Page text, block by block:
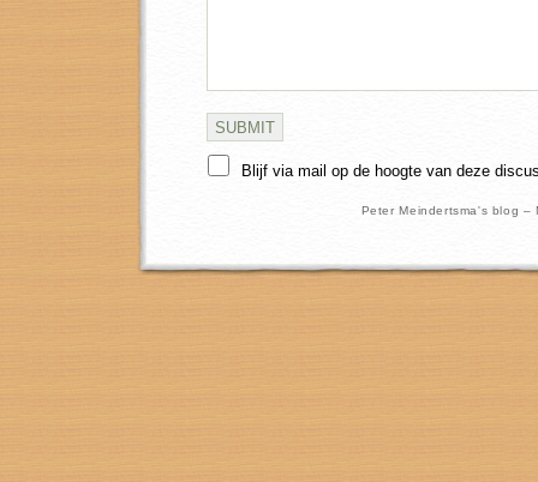
Blijf via mail op de hoogte van deze
Peter Meindertsma's blog